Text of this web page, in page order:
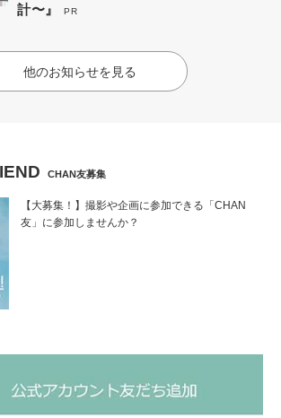
計〜』
PR
他のお知らせを見る
CHAN友募集
【大募集！】撮影や企画に参加できる「CHAN
友」に参加しませんか？